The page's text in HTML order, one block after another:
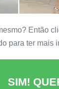
Então
para ter mais
SIM!